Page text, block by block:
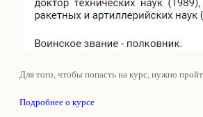
Для того, чтобы попасть на курс, нужно
Подробнее о курсе